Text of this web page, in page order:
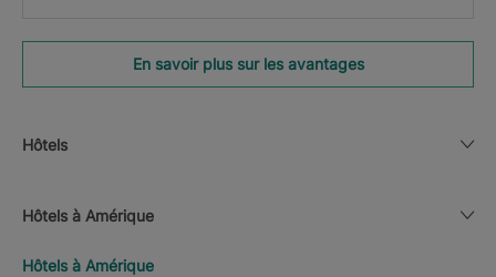
En savoir plus sur les avantages
Hôtels
Hôtels à Amérique
Hôtels à Amérique